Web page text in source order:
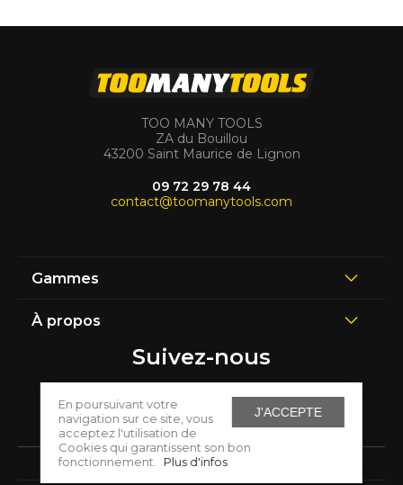
J'ACCEPTE
En poursuivant votre
navigation sur ce site, vous
acceptez l'utilisation de
Cookies qui garantissent son bon
fonctionnement.
Plus d'infos
TOO MANY TOOLS
ZA du Bouillou
43200 Saint Maurice de Lignon
09 72 29 78 44
contact@toomanytools.com
Gammes
À propos
Suivez-nous